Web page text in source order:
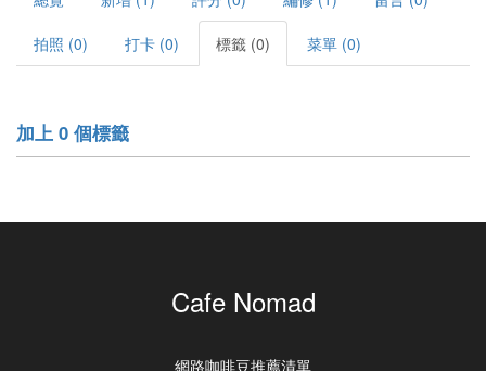
拍照 (0) 打卡 (0) 標籤 (0) 菜單 (0)
加上 0 個標籤
Cafe Nomad
網路咖啡豆推薦清單